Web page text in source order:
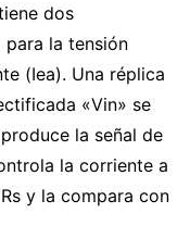
dos
la tensión
(Iea). Una réplica
«Vin» se
la señal de
la corriente a
y la compara con